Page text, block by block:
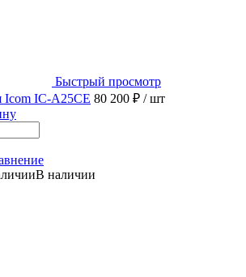
Быстрый просмотр
Icom IC-A25CE 80 200 ₽ / шт
В наличии